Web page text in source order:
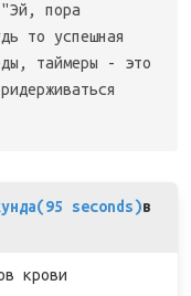
"Эй, пора
то успешная
таймеры - это
seconds)в
крови